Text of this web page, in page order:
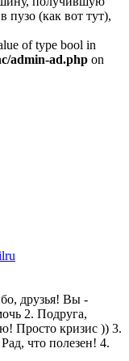
пузо (как вот тут),
of type bool in
admin-ad.php on
друзья! Вы -
2. Подруга,
Просто кризис )) 3.
что полезен! 4.